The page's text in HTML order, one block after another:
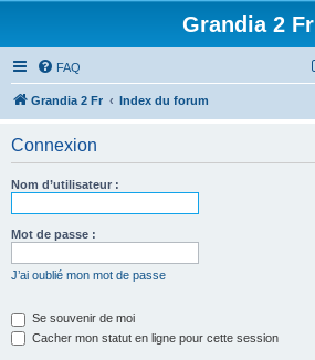
Grandia 2 Fr
FAQ
Grandia 2 Fr Index du forum
Connexion
Nom d’utilisateur :
Mot de passe :
J’ai oublié mon mot de passe
Se souvenir de moi
Cacher mon statut en ligne pour cette session